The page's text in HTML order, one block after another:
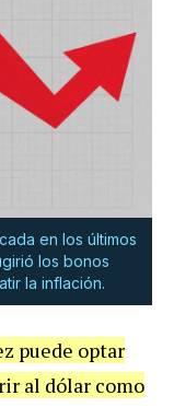
en los últimos
los bonos
la inflación.
puede optar
al dólar como